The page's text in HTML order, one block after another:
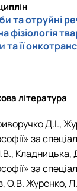
та отруйні
фізіологія
та її
література
Д.І.,
за
за
О.В.